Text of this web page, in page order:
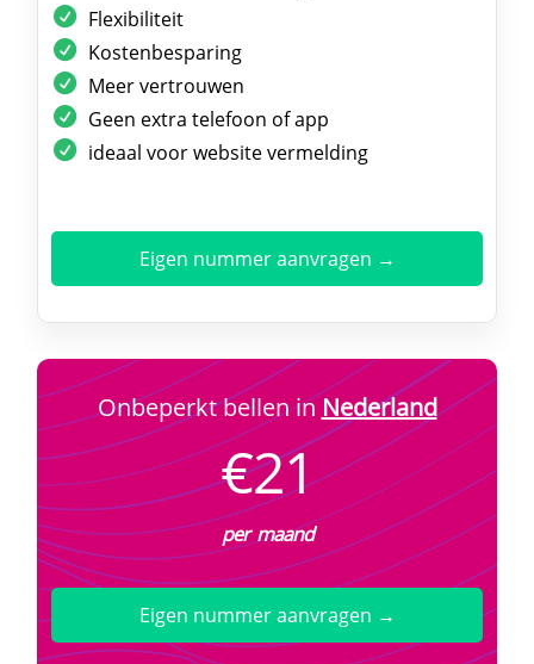
Flexibiliteit
Kostenbesparing
Meer vertrouwen
Geen extra telefoon of app
ideaal voor website vermelding
Eigen nummer aanvragen →
Onbeperkt bellen inNederland
€21
per maand
Eigen nummer aanvragen →